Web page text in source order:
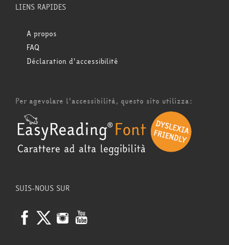
LIENS RAPIDES
A propos
FAQ
Déclaration d'accessibilité
Per agevolare l'accessibilità, questo sito utilizza:
SUIS-NOUS SUR